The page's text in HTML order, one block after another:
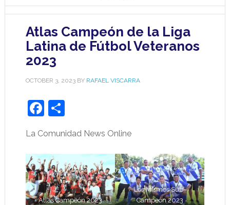
Atlas Campeón de la Liga
Latina de Fútbol Veteranos
2023
OCTOBER 3, 2023BY RAFAEL VISCARRA
Facebook
Share
La Comunidad News Online
Atlas Campeón 2023
Los Mismos Sub-
Campeón 2023